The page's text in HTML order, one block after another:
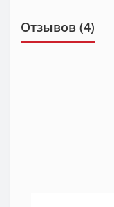
Отзывов (4)